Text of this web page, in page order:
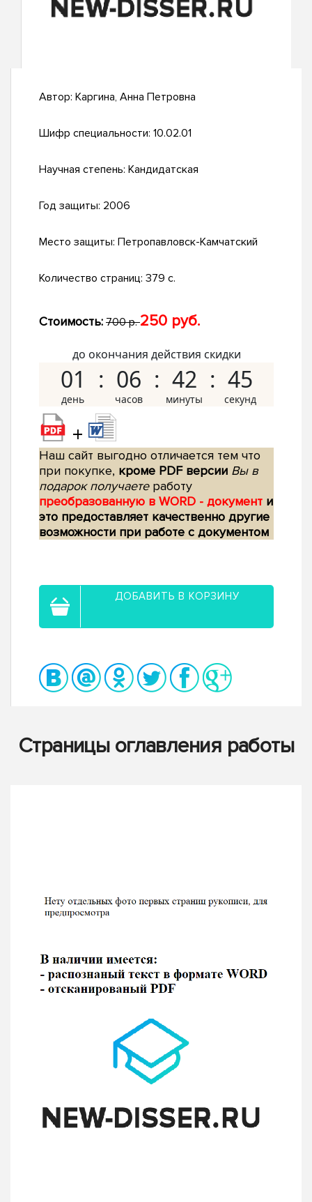
Автор: Каргина, Анна Петровна
Шифр специальности: 10.02.01
Научная степень: Кандидатская
Год защиты: 2006
Место защиты: Петропавловск-Камчатский
Количество страниц: 379 с.
Стоимость: 700 р.250 руб.
до окончания действия скидки
01 06 42 44
+
Наш сайт выгодно отличается тем что
при покупке, кроме PDF версии Вы в
подарок получаетеработу
преобразованную в WORD - документ и
это предоставляет качественно другие
возможности при работе с документом
ДОБАВИТЬ В КОРЗИНУ
Страницы оглавления работы